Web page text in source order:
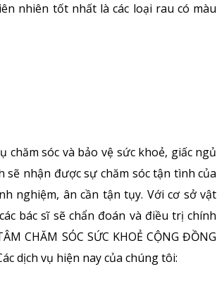
nhiên tốt nhất là các loại rau có màu
chăm sóc và bảo vệ sức khoẻ, giấc ngủ
sẽ nhận được sự chăm sóc tận tình của
nghiệm, ân cần tận tụy. Với cơ sở vật
bác sĩ sẽ chẩn đoán và điều trị chính
CHĂM SÓC SỨC KHOẺ CỘNG ĐỒNG
dịch vụ hiện nay của chúng tôi: